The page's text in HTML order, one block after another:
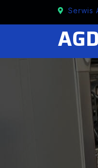
Serwis
Mobilne
AGD